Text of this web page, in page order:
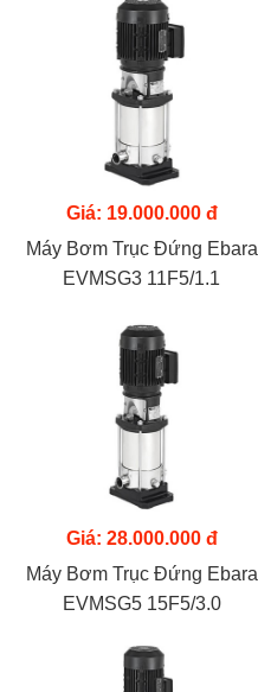
Giá: 19.000.000 đ
Máy Bơm Trục Đứng Ebara
EVMSG3 11F5/1.1
Giá: 28.000.000 đ
Máy Bơm Trục Đứng Ebara
EVMSG5 15F5/3.0